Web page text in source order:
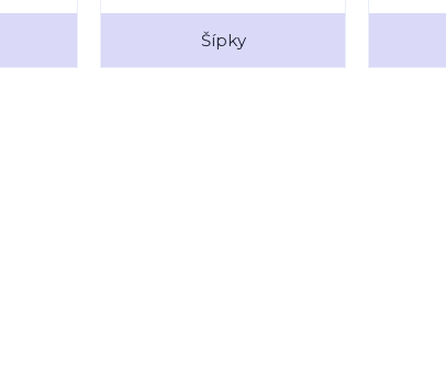
Šípky